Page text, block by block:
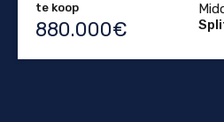
te koop
880.000€